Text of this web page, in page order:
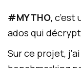
#MYTHO, c’est
ados qui
Sur ce projet,